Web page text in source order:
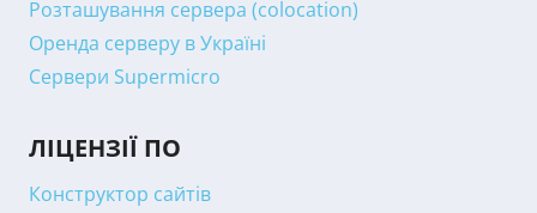
Розташування сервера (colocation)
Оренда серверу в Україні
Сервери Supermicro
ЛІЦЕНЗІЇ ПО
Конструктор сайтів